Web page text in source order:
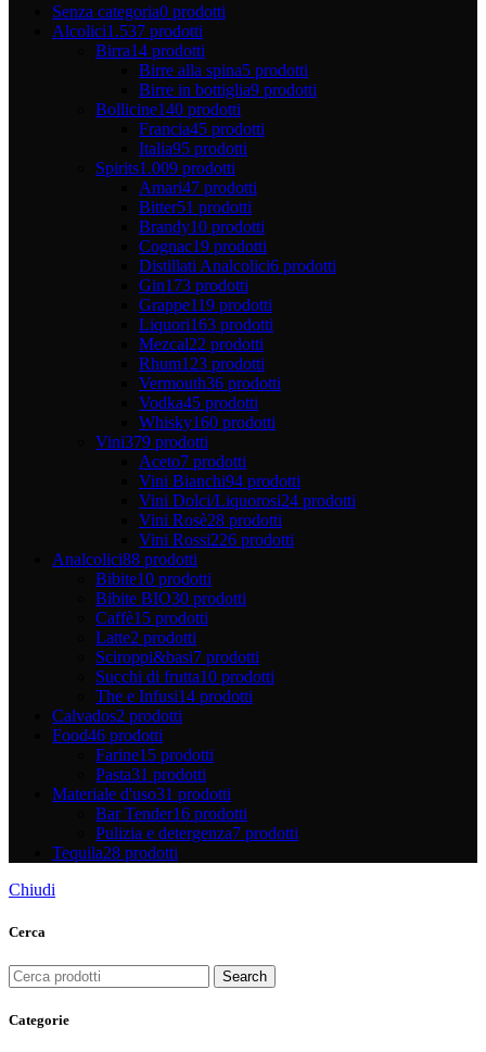
Senza categoria0 prodotti
Alcolici1.537 prodotti
Birra14 prodotti
Birre alla spina5 prodotti
Birre in bottiglia9 prodotti
Bollicine140 prodotti
Francia45 prodotti
Italia95 prodotti
Spirits1.009 prodotti
Amari47 prodotti
Bitter51 prodotti
Brandy10 prodotti
Cognac19 prodotti
Distillati Analcolici6 prodotti
Gin173 prodotti
Grappe119 prodotti
Liquori163 prodotti
Mezcal22 prodotti
Rhum123 prodotti
Vermouth36 prodotti
Vodka45 prodotti
Whisky160 prodotti
Vini379 prodotti
Aceto7 prodotti
Vini Bianchi94 prodotti
Vini Dolci/Liquorosi24 prodotti
Vini Rosè28 prodotti
Vini Rossi226 prodotti
Analcolici88 prodotti
Bibite10 prodotti
Bibite BIO30 prodotti
Caffè15 prodotti
Latte2 prodotti
Sciroppi&basi7 prodotti
Succhi di frutta10 prodotti
The e Infusi14 prodotti
Calvados2 prodotti
Food46 prodotti
Farine15 prodotti
Pasta31 prodotti
Materiale d'uso31 prodotti
Bar Tender16 prodotti
Pulizia e detergenza7 prodotti
Tequila28 prodotti
Chiudi
Cerca
Search
Categorie